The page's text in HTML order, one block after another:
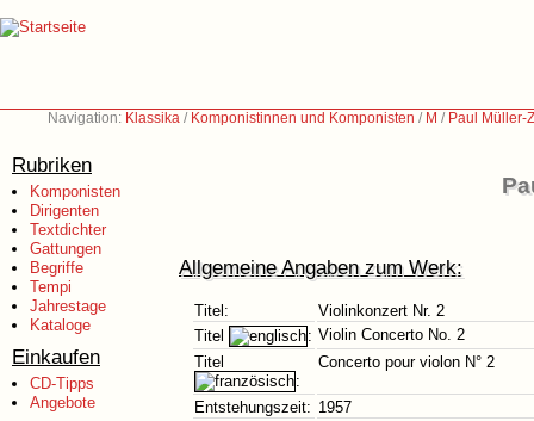
Navigation: Klassika / Komponistinnen und Komponisten / M / Paul Müller-
Rubriken
Komponisten
Dirigenten
Textdichter
Gattungen
Begriffe
Tempi
Jahrestage
Kataloge
Einkaufen
CD-Tipps
Angebote
Allgemeine Angaben zum Werk:
Titel:
Violinkonzert Nr. 2
Titel
: Violin Concerto No. 2
Titel
:
Concerto pour violon N° 2
Entstehungszeit: 1957